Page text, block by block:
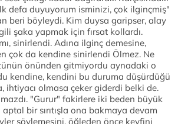
defa duyuyorum isminizi, çok ilginçmiş"
beri böyleydi. Kim duysa garipser, alay
şaka yapmak için fırsat kollardı.
sinirlendi. Adına ilginç demesine,
çok da kendine sinirlendi Ölmez. Ne
önünden gitmiyordu aynadaki o
kendine, kendini bu duruma düşürdüğü
ihtiyacı olmasa çeker giderdi belki de.
"Gurur" fakirlere iki beden büyük
aptal bir sırıtışla ona bakmaya devam
söylemesini, öğleden önce keyfini